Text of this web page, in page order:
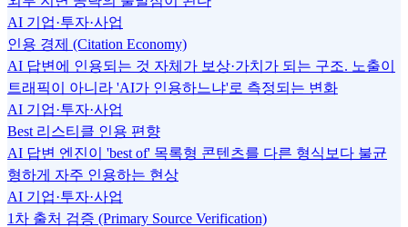
AI 기업·투자·사업
인용 경제 (Citation Economy)
AI 답변에 인용되는 것 자체가 보상·가치가 되는 구조. 노출이
트래픽이 아니라 'AI가 인용하느냐'로 측정되는 변화
AI 기업·투자·사업
Best 리스티클 인용 편향
AI 답변 엔진이 'best of' 목록형 콘텐츠를 다른 형식보다 불균
형하게 자주 인용하는 현상
AI 기업·투자·사업
1차 출처 검증 (Primary Source Verification)